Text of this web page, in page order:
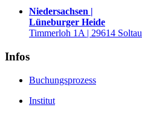
Niedersachsen |
Lüneburger Heide
Timmerloh 1A | 29614 Soltau
Infos
Buchungsprozess
Institut